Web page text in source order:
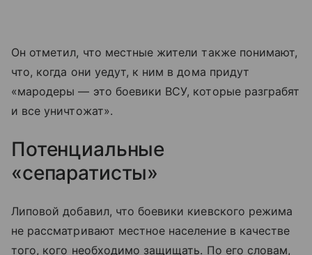
Он отметил, что местные жители также понимают,
что, когда они уедут, к ним в дома придут
«мародеры — это боевики ВСУ, которые разграбят
и все уничтожат».
Потенциальные
«сепаратисты»
Липовой добавил, что боевики киевского режима
не рассматривают местное население в качестве
того, кого необходимо защищать. По его словам,